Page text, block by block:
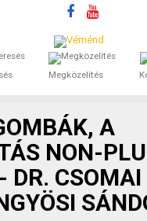
Megközelítés
VÉMÉND
A
NON-
DR.